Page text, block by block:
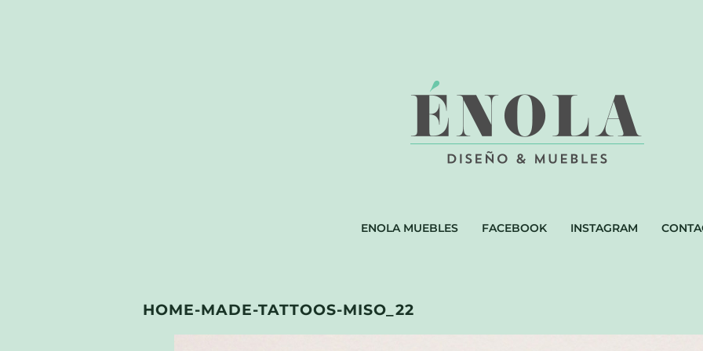
ENOLA MUEBLES FACEBOOK INSTAGRAM
HOME-MADE-TATTOOS-MISO_22